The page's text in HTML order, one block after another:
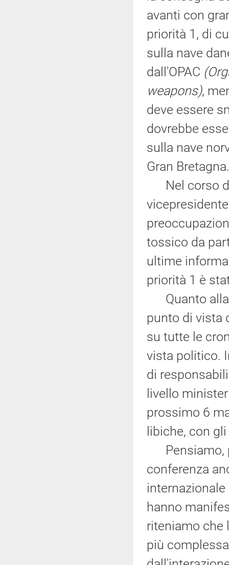
avanti con
priorità 1, di
sulla nave
dall'OPAC
weapons),
deve essere
dovrebbe
sulla nave
Gran Bretagna.
Nel corso di
tossico da
ultime
priorità 1 è
Quanto alla
punto di vista
su tutte le
vista politico.
di
livello
prossimo 6
libiche, con
Pensiamo,
conferenza
hanno
riteniamo che
più